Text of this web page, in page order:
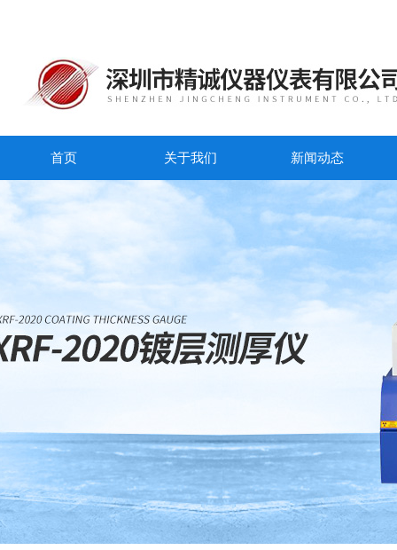
首页 关于我们 新闻动态